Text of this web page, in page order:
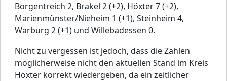
Borgentreich 2, Brakel 2 (+2), Höxter 7 (+2),
Marienmünster/Nieheim 1 (+1), Steinheim 4,
Warburg 2 (+1) und Willebadessen 0.
Nicht zu vergessen ist jedoch, dass die Zahlen
möglicherweise nicht den aktuellen Stand im Kreis
Höxter korrekt wiedergeben, da ein zeitlicher